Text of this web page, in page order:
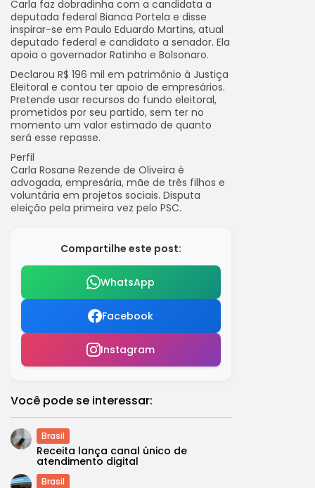
Carla faz dobradinha com a candidata a
deputada federal Bianca Portela e disse
inspirar-se em Paulo Eduardo Martins, atual
deputado federal e candidato a senador. Ela
apoia o governador Ratinho e Bolsonaro.
Declarou R$ 196 mil em patrimônio à Justiça
Eleitoral e contou ter apoio de empresários.
Pretende usar recursos do fundo eleitoral,
prometidos por seu partido, sem ter no
momento um valor estimado de quanto
será esse repasse.
Perfil
Carla Rosane Rezende de Oliveira é
advogada, empresária, mãe de três filhos e
voluntária em projetos sociais. Disputa
eleição pela primeira vez pelo PSC.
Compartilhe este post:
WhatsApp
Facebook
Instagram
Você pode se interessar:
Brasil
Receita lança canal único de
atendimento digital
Brasil